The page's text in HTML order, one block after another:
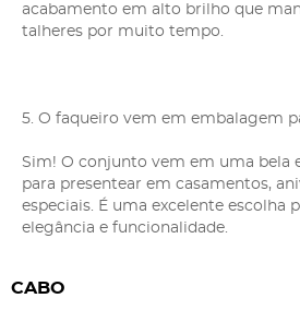
acabamento em alto brilho que
talheres por muito tempo.
5. O faqueiro vem em embalagem
Sim! O conjunto vem em uma bela
para presentear em casamentos,
especiais. É uma excelente escolha
elegância e funcionalidade.
CABO